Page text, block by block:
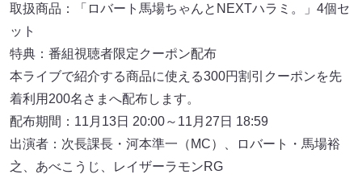
取扱商品：「ロバート馬場ちゃんとNEXTハラミ。」4個セ
ット
特典：番組視聴者限定クーポン配布
本ライブで紹介する商品に使える300円割引クーポンを先
着利用200名さまへ配布します。
配布期間：11月13日 20:00～11月27日 18:59
出演者：次長課長・河本準一（MC）、ロバート・馬場裕
之、あべこうじ、レイザーラモンRG